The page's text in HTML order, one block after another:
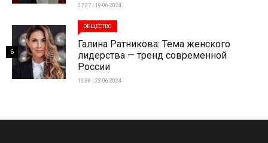
07:27 | 19-06-2024
ОБЩЕСТВО
Галина Ратникова: Тема женского
лидерства — тренд современной
России
16:36 | 23-06-2024
6